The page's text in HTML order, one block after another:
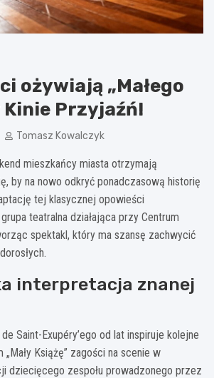
ożywiają „Małego
Kinie Przyjaźń!
Tomasz Kowalczyk
mieszkańcy miasta otrzymają
by na nowo odkryć ponadczasową historię
tej klasycznej opowieści
teatralna działająca przy Centrum
spektakl, który ma szansę zachwycić
interpretacja znanej
Saint-Exupéry’ego od lat inspiruje kolejne
„Mały Książę” zagości na scenie w
dziecięcego zespołu prowadzonego przez